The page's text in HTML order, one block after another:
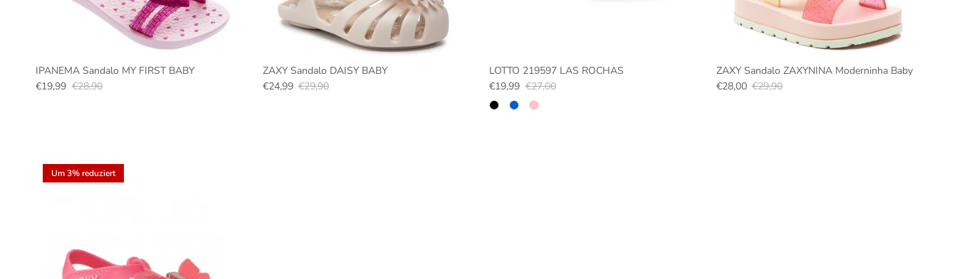
IPANEMA Sandalo MY FIRST BABY
€19,99 €28,90
ZAXY Sandalo DAISY BABY
€24,99 €29,90
LOTTO 219597 LAS ROCHAS
€19,99 €27,00
ZAXY Sandalo ZAXYNINA Moderninha Baby
€28,00 €29,90
Um 3% reduziert